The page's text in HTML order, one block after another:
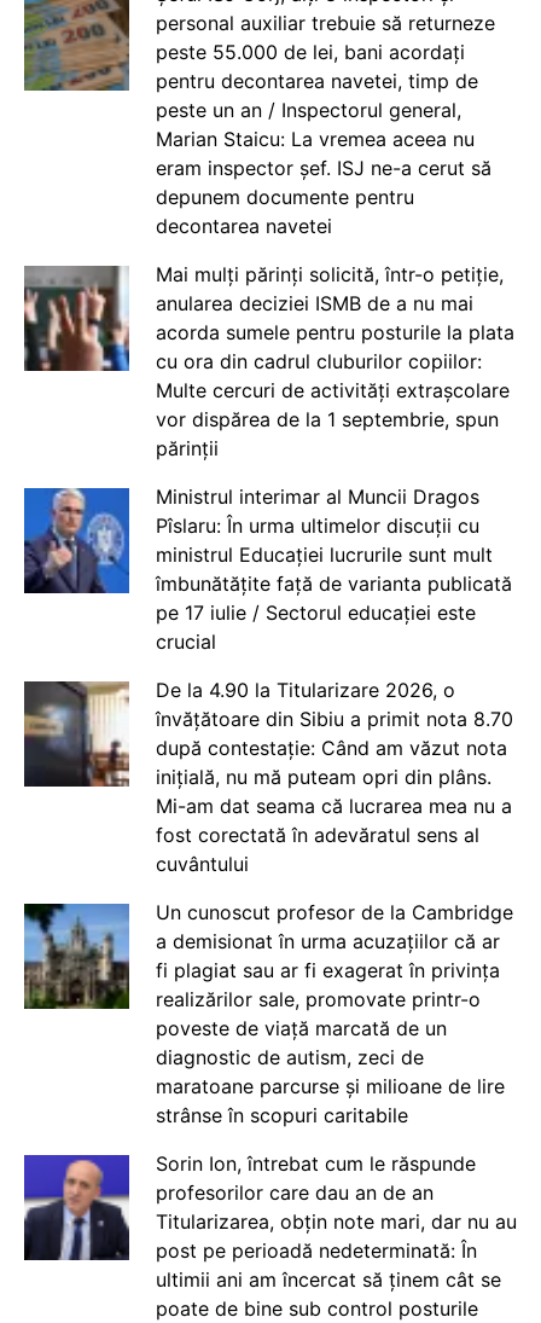
personal auxiliar trebuie să returneze
peste 55.000 de lei, bani acordați
pentru decontarea navetei, timp de
peste un an / Inspectorul general,
Marian Staicu: La vremea aceea nu
eram inspector șef. ISJ ne-a cerut să
depunem documente pentru
decontarea navetei
Mai mulți părinți solicită, într-o petiție,
anularea deciziei ISMB de a nu mai
acorda sumele pentru posturile la plata
cu ora din cadrul cluburilor copiilor:
Multe cercuri de activități extrașcolare
vor dispărea de la 1 septembrie, spun
părinții
Ministrul interimar al Muncii Dragos
Pîslaru: În urma ultimelor discuții cu
ministrul Educației lucrurile sunt mult
îmbunătățite față de varianta publicată
pe 17 iulie / Sectorul educației este
crucial
De la 4.90 la Titularizare 2026, o
învățătoare din Sibiu a primit nota 8.70
după contestație: Când am văzut nota
inițială, nu mă puteam opri din plâns.
Mi-am dat seama că lucrarea mea nu a
fost corectată în adevăratul sens al
cuvântului
Un cunoscut profesor de la Cambridge
a demisionat în urma acuzațiilor că ar
fi plagiat sau ar fi exagerat în privința
realizărilor sale, promovate printr-o
poveste de viață marcată de un
diagnostic de autism, zeci de
maratoane parcurse și milioane de lire
strânse în scopuri caritabile
Sorin Ion, întrebat cum le răspunde
profesorilor care dau an de an
Titularizarea, obțin note mari, dar nu au
post pe perioadă nedeterminată: În
ultimii ani am încercat să ținem cât se
poate de bine sub control posturile